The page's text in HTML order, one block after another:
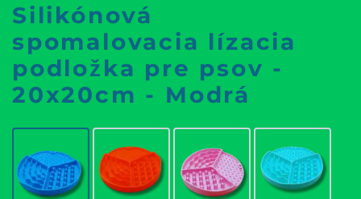
Silikónová
spomalovacia lízacia
podložka pre psov -
20x20cm - Modrá